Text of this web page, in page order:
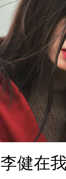
健在